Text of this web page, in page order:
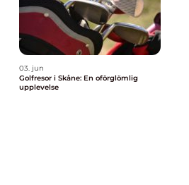
03. jun
Golfresor i Skåne: En oförglömlig
upplevelse